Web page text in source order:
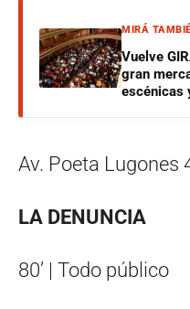
MIRÁ
Vuelve
gran
escénicas
Av. Poeta Lugones
LA DENUNCIA
80’ | Todo público